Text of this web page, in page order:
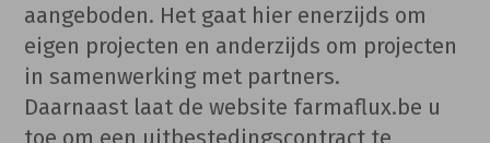
aangeboden. Het gaat hier enerzijds om
eigen projecten en anderzijds om projecten
in samenwerking met partners.
Daarnaast laat de website farmaflux.be u
toe om een uitbestedingscontract te